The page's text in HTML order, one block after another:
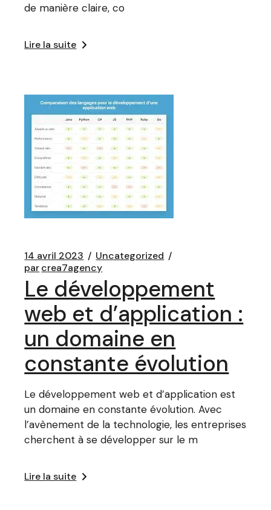
de manière claire, co
Lire la suite
14 avril 2023
Uncategorized
parcrea7agency
Le développement
web et d’application :
un domaine en
constante évolution
Le développement web et d’application est
un domaine en constante évolution. Avec
l’avènement de la technologie, les entreprises
cherchent à se développer sur le m
Lire la suite